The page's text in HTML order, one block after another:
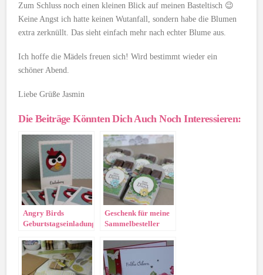
Zum Schluss noch einen kleinen Blick auf meinen Basteltisch 😉
Keine Angst ich hatte keinen Wutanfall, sondern habe die Blumen
extra zerknüllt. Das sieht einfach mehr nach echter Blume aus.
Ich hoffe die Mädels freuen sich! Wird bestimmt wieder ein
schöner Abend.
Liebe Grüße Jasmin
Die Beiträge Könnten Dich Auch Noch Interessieren:
Angry Birds
Geburtstagseinladung
Geschenk für meine
Sammelbesteller